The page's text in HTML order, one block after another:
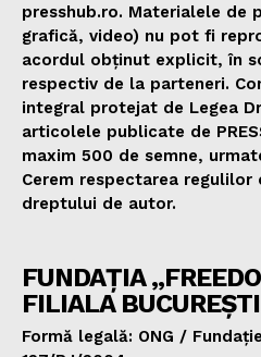
presshub.ro. Materialele
grafică, video) nu pot fi
acordul obținut explicit, în
respectiv de la parteneri.
integral protejat de Legea
articolele publicate de
maxim 500 de semne,
Cerem respectarea
dreptului de autor.
FUNDAȚIA
FILIALA BUCUREȘTI
Formă legală: ONG /